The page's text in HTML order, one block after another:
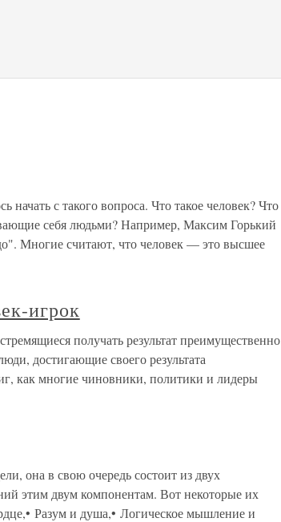
с такого вопроса. Что такое человек? Что
себя людьми? Например, Максим Горький
Многие считают, что человек — это высшее
игрок
получать результат преимущественно
достигающие своего результата
как многие чиновники, политики и лидеры
она в свою очередь состоит из двух
этим двум компонентам. Вот некоторые их
Разум и душа,• Логическое мышление и